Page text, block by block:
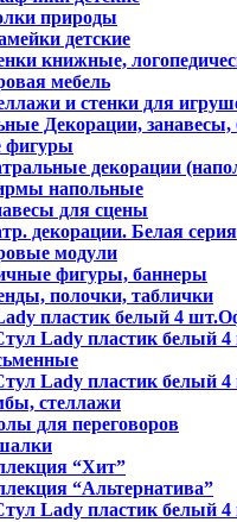
природы
детские
книжные,
мебель
и стенки для
Декорации,
фигуры
декорации
напольные
для сцены
декорации. Белая серия
модули
фигуры, баннеры
полочки, таблички
стеллажи
для переговоров
“Хит”
“Альтернатива”